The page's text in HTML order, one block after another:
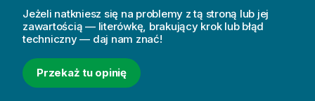
Jeżeli natkniesz się na problemy z tą stroną lub jej
zawartością — literówkę, brakujący krok lub błąd
techniczny — daj nam znać!
Przekaż tu opinię